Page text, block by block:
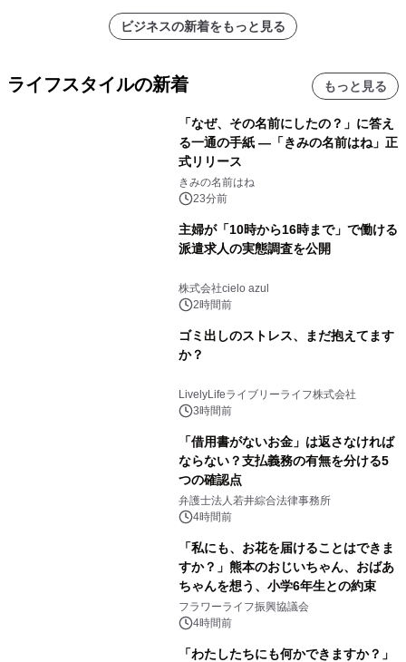
ビジネスの新着をもっと見る
ライフスタイルの新着 もっと見る
「なぜ、その名前にしたの？」に答え
る一通の手紙 ―「きみの名前はね」正
式リリース
きみの名前はね
23分前
主婦が「10時から16時まで」で働ける
派遣求人の実態調査を公開
株式会社cielo azul
2時間前
ゴミ出しのストレス、まだ抱えてます
か？
LivelyLifeライブリーライフ株式会社
3時間前
「借用書がないお金」は返さなければ
ならない？支払義務の有無を分ける5
つの確認点
弁護士法人若井綜合法律事務所
4時間前
「私にも、お花を届けることはできま
すか？」熊本のおじいちゃん、おばあ
ちゃんを想う、小学6年生との約束
フラワーライフ振興協議会
4時間前
「わたしたちにも何かできますか？」